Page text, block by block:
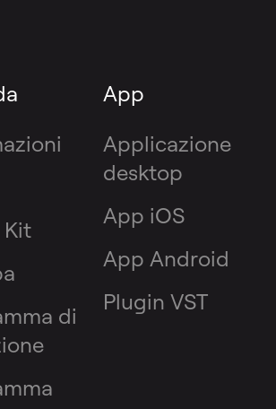
Kit
di
App
Applicazione
desktop
App iOS
App Android
Plugin VST